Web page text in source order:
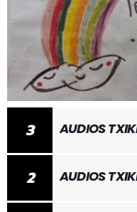
2 AUDIOS
3 AUDIOS